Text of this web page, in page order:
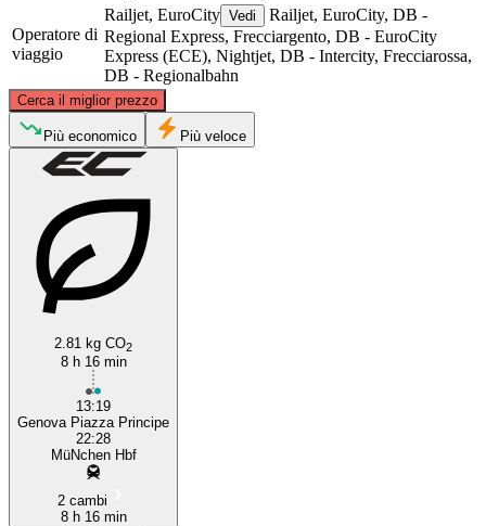
Operatore di
viaggio
Railjet, EuroCity Vedi
Railjet, EuroCity, DB -
Regional Express, Frecciargento, DB - EuroCity
Express (ECE), Nightjet, DB - Intercity, Frecciarossa,
DB - Regionalbahn
Cerca il miglior prezzo
Più economico Più veloce
2.81 kg CO2
8 h 16 min
13:19
Genova Piazza Principe
22:28
MüNchen Hbf
2 cambi
8 h 16 min